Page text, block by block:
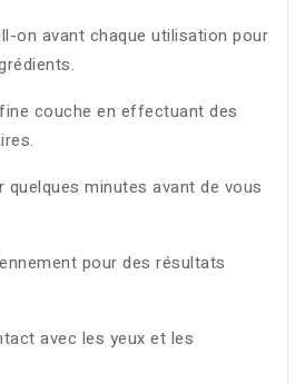
avant chaque utilisation pour
couche en effectuant des
minutes avant de vous
pour des résultats
avec les yeux et les